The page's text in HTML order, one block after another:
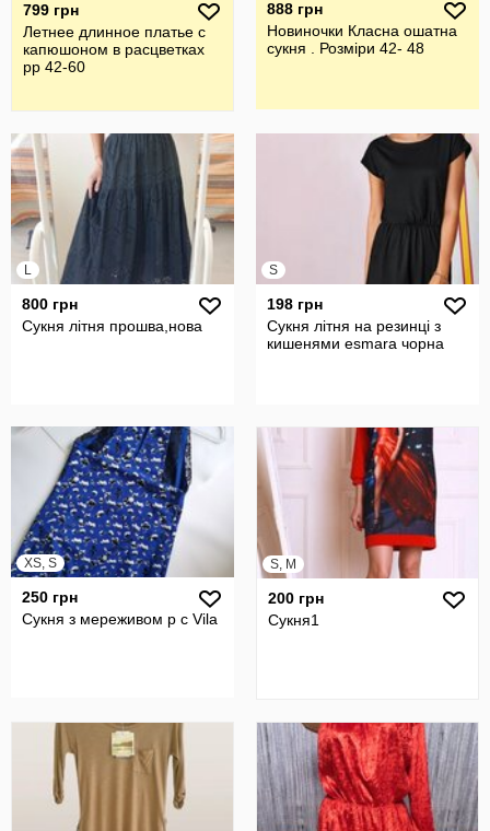
799 грн
Летнее длинное платье с
капюшоном в расцветках
рр 42-60
888 грн
Новиночки Класна ошатна
сукня . Розміри 42- 48
L
800 грн
Сукня літня прошва,нова
S
198 грн
Сукня літня на резинці з
кишенями esmara чорна
XS, S
250 грн
Сукня з мереживом р с Vila
S, M
200 грн
Сукня1